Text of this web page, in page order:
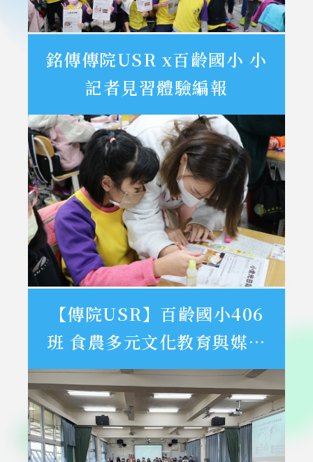
銘傳傳院USR x百齡國小 小
記者見習體驗編報
【傳院USR】百齡國小406
班 食農多元文化教育與媒體
素養活動紀錄